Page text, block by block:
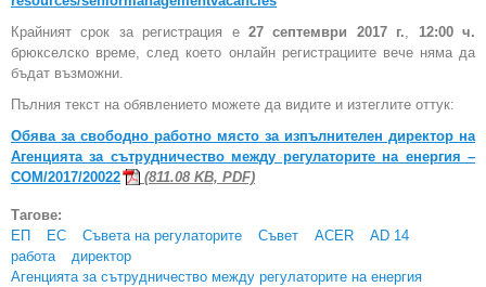
Крайният срок за регистрация е 27 септември 2017 г., 12:00 ч.
брюкселско време, след което онлайн регистрациите вече няма да
бъдат възможни.
Пълния текст на обявлението можете да видите и изтеглите оттук:
Обява за свободно работно място за изпълнителен директор на
Агенцията за сътрудничество между регулаторите на енергия –
COM/2017/20022
(811.08 KB, PDF)
Тагове:
ЕП
ЕС Съвета на регулаторите Съвет ACER
AD 14
работа
директор
Агенцията за сътрудничество между регулаторите на енергия